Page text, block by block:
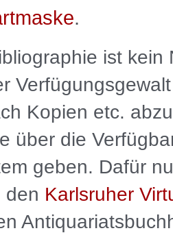
.
ist kein
Kopien etc.
über die
geben. Dafür
den Karlsruher